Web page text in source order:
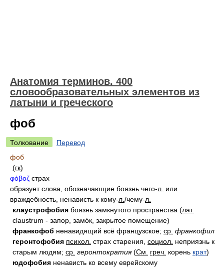
Анатомия терминов. 400
словообразовательных элементов из
латыни и греческого
фоб
Толкование
Перевод
фоб
(гк)
φόβοζ страх
образует слова, обозначающие боязнь чего-л. или
враждебность, ненависть к кому-л. /чему-л.
клаустрофобия боязнь замкнутого пространства (лат.
claustrum - запор, замόк, закрытое помещение)
франкофоб ненавидящий всё французское; ср. франкофил
геронтофобия психол. страх старения, социол. неприязнь к
старым людям; ср. геронтократия(См. греч. корень крат)
юдофобия ненависть ко всему еврейскому